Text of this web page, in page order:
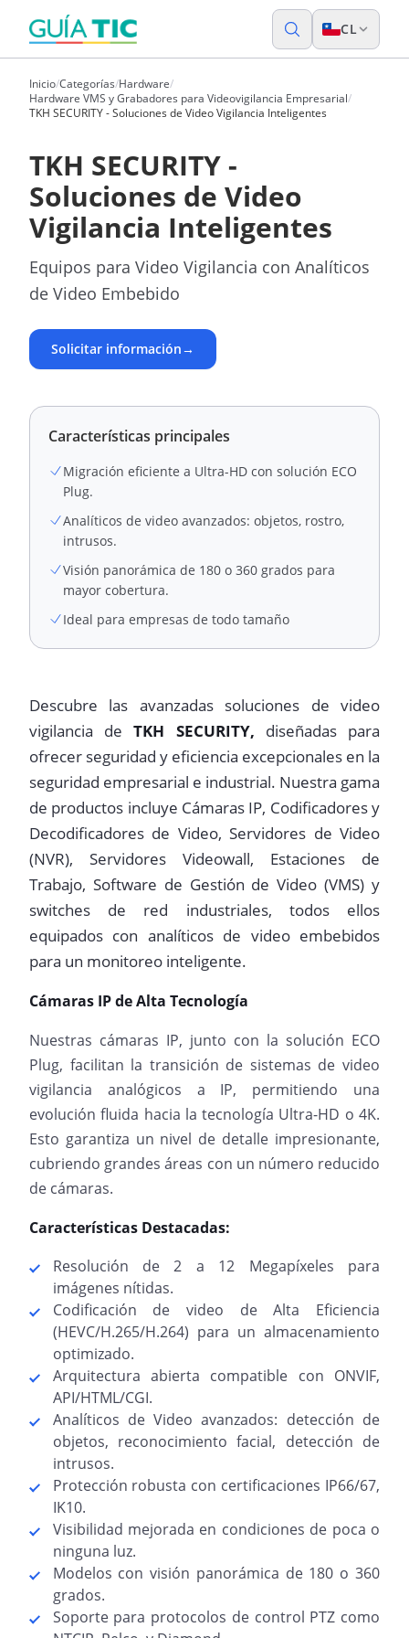
CL
Inicio/Categorías/Hardware/
Hardware VMS y Grabadores para Videovigilancia Empresarial/
TKH SECURITY - Soluciones de Video Vigilancia Inteligentes
TKH SECURITY -
Soluciones de Video
Vigilancia Inteligentes
Equipos para Video Vigilancia con Analíticos
de Video Embebido
Solicitar información→
Características principales
Migración eficiente a Ultra-HD con solución ECO
Plug.
Analíticos de video avanzados: objetos, rostro,
intrusos.
Visión panorámica de 180 o 360 grados para
mayor cobertura.
Ideal para empresas de todo tamaño
Descubre las avanzadas soluciones de video
vigilancia deTKH SECURITY, diseñadas para
ofrecer seguridad y eficiencia excepcionales en la
seguridad empresarial e industrial. Nuestra gama
de productos incluye Cámaras IP, Codificadores y
Decodificadores de Video, Servidores de Video
(NVR), Servidores Videowall, Estaciones de
Trabajo, Software de Gestión de Video (VMS) y
switches de red industriales, todos ellos
equipados con analíticos de video embebidos
para un monitoreo inteligente.
Cámaras IP de Alta Tecnología
Nuestras cámaras IP, junto con la solución ECO
Plug, facilitan la transición de sistemas de video
vigilancia analógicos a IP, permitiendo una
evolución fluida hacia la tecnología Ultra-HD o 4K.
Esto garantiza un nivel de detalle impresionante,
cubriendo grandes áreas con un número reducido
de cámaras.
Características Destacadas:
Resolución de 2 a 12 Megapíxeles para
imágenes nítidas.
Codificación de video de Alta Eficiencia
(HEVC/H.265/H.264) para un almacenamiento
optimizado.
Arquitectura abierta compatible con ONVIF,
API/HTML/CGI.
Analíticos de Video avanzados: detección de
objetos, reconocimiento facial, detección de
intrusos.
Protección robusta con certificaciones IP66/67,
IK10.
Visibilidad mejorada en condiciones de poca o
ninguna luz.
Modelos con visión panorámica de 180 o 360
grados.
Soporte para protocolos de control PTZ como